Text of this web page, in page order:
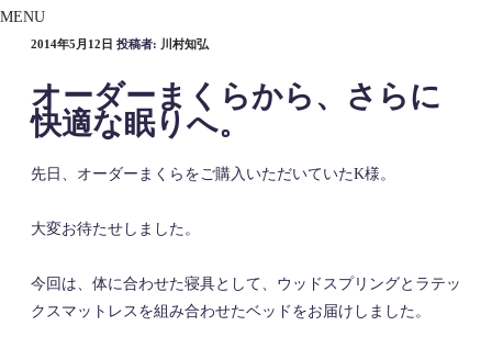
MENU
投
日:
2014年5月12日 投稿者: 川村知弘
オーダーまくらから、さらに
快適な眠りへ。
先日、オーダーまくらをご購入いただいていたK様。
大変お待たせしました。
今回は、体に合わせた寝具として、ウッドスプリングとラテッ
クスマットレスを組み合わせたベッドをお届けしました。